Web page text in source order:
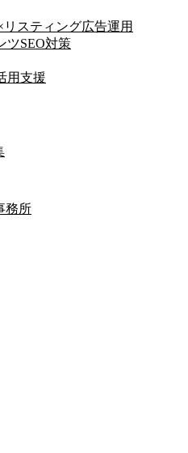
リスティング広告運用
ツSEO対策
用支援